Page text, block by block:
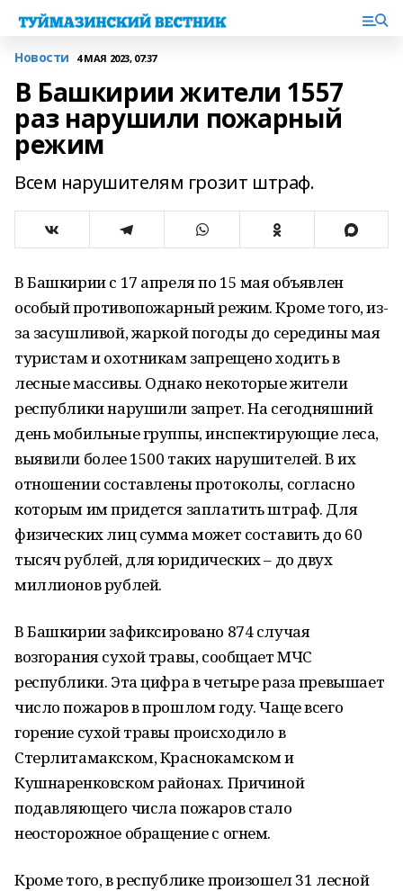
Новости 4 МАЯ 2023, 07:37
В Башкирии жители 1557
раз нарушили пожарный
режим
Всем нарушителям грозит штраф.
В Башкирии с 17 апреля по 15 мая объявлен
особый противопожарный режим. Кроме того, из-
за засушливой, жаркой погоды до середины мая
туристам и охотникам запрещено ходить в
лесные массивы. Однако некоторые жители
республики нарушили запрет. На сегодняшний
день мобильные группы, инспектирующие леса,
выявили более 1500 таких нарушителей. В их
отношении составлены протоколы, согласно
которым им придется заплатить штраф. Для
физических лиц сумма может составить до 60
тысяч рублей, для юридических – до двух
миллионов рублей.
В Башкирии зафиксировано 874 случая
возгорания сухой травы, сообщает МЧС
республики. Эта цифра в четыре раза превышает
число пожаров в прошлом году. Чаще всего
горение сухой травы происходило в
Стерлитамакском, Краснокамском и
Кушнаренковском районах. Причиной
подавляющего числа пожаров стало
неосторожное обращение с огнем.
Кроме того, в республике произошел 31 лесной